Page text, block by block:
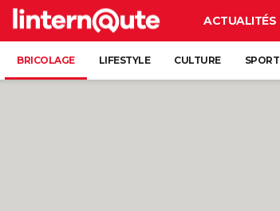
ACTUALITÉS
BRICOLAGE LIFESTYLE CULTURE SPORT